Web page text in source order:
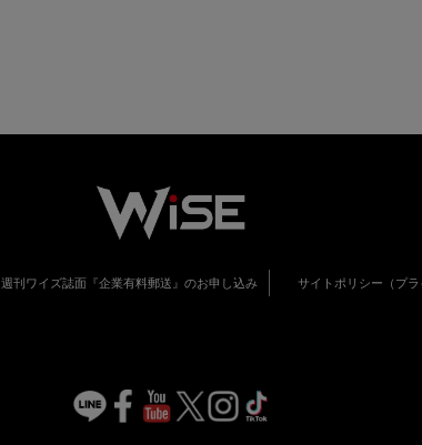
週刊ワイズ誌面『企業有料郵送』のお申し込み
サイトポリシー（プ